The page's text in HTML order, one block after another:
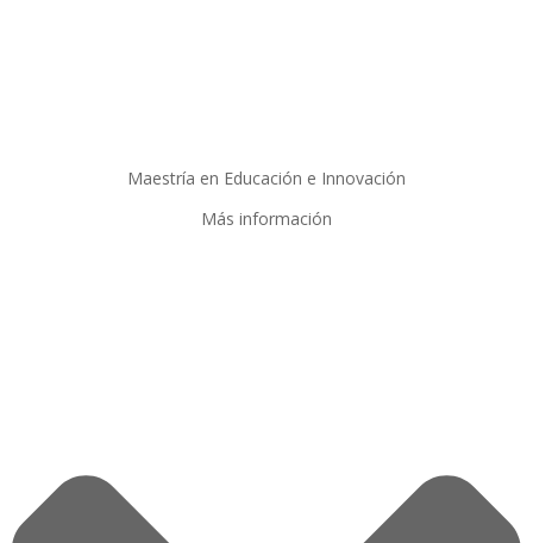
Maestría en Educación e Innovación
Más información